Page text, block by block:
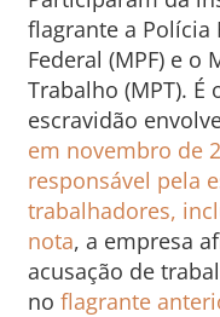
flagrante a Polícia
Federal (MPF) e
Trabalho (MPT). É
escravidão
em novembro de
responsável pela
trabalhadores,
nota, a empresa
acusação de
no flagrante